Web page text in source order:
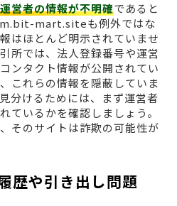
運営者の情報が不明確であると
m.bit-mart.siteも例外ではな
はほとんど明示されていませ
所では、法人登録番号や運営
ンタクト情報が公開されてい
これらの情報を隠蔽していま
分けるためには、まず運営者
ているかを確認しましょう。
そのサイトは詐欺の可能性が
歴や引き出し問題